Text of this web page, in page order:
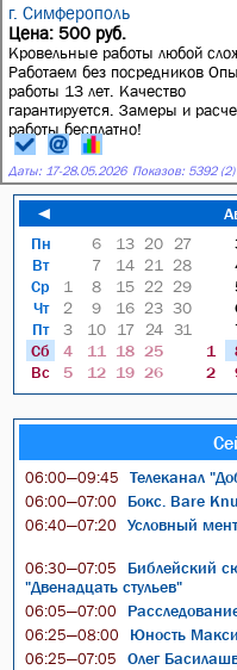
г. Симферополь
Цена: 500 руб.
Кровельные работы любой
Работаем без посредников
работы 13 лет. Качество
гарантируется. Замеры и
работы бесплатно!
Даты: 17-28.05.2026 Показов: 5392 (2)
◄
Пн
Вт
Ср
Чт
Пт
Сб
Вс
6 13 20
27
7
14 21
28
1
8 15 22 29
2
9 16 23 30
3
10 17 24 31
4
11 18 25
5
12 19 26
1
2
06:00—09:45 Телеканал
06:00—07:00 Бокс. Bare
06:40—07:20
Условный
06:30—07:05
Библейский
"Двенадцать стульев"
06:05—07:00
06:25—08:00 Юность
06:25—07:05 Олег